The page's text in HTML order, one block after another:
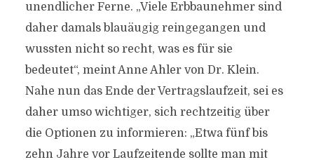
unendlicher Ferne. „Viele Erbbaunehmer sind
daher damals blauäugig reingegangen und
wussten nicht so recht, was es für sie
bedeutet“, meint Anne Ahler von Dr. Klein.
Nahe nun das Ende der Vertragslaufzeit, sei es
daher umso wichtiger, sich rechtzeitig über
die Optionen zu informieren: „Etwa fünf bis
zehn Jahre vor Laufzeitende sollte man mit